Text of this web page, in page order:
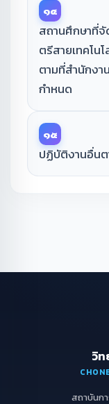
๑๔
สถานศึกษาที่
ตรีสายเทคโน
ตามที่สำนักงา
กำหนด
๑๕
ปฏิบัติงานอื่น
วิ
สถาบันก